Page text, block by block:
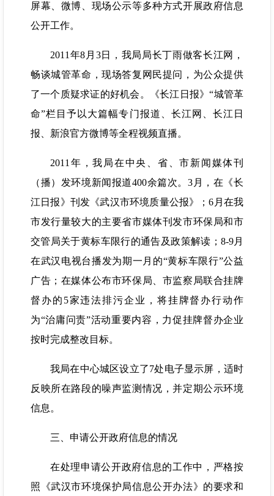
屏幕、微博、现场公示等多种方式开展政府信息
公开工作。
2011年8月3日，我局局长丁雨做客长江网，
畅谈城管革命，现场答复网民提问，为公众提供
了一个质疑求证的好机会。《长江日报》“城管革
命”栏目予以大篇幅专门报道、长江网、长江日
报、新浪官方微博等全程视频直播。
2011年，我局在中央、省、市新闻媒体刊
（播）发环境新闻报道400余篇次。3月，在《长
江日报》刊发《武汉市环境质量公报》；6月在我
市发行量较大的主要省市媒体刊发市环保局和市
交管局关于黄标车限行的通告及政策解读；8-9月
在武汉电视台播发为期一月的“黄标车限行”公益
广告；在媒体公布市环保局、市监察局联合挂牌
督办的5家违法排污企业，将挂牌督办行动作
为“治庸问责”活动重要内容，力促挂牌督办企业
按时完成整改目标。
我局在中心城区设立了7处电子显示屏，适时
反映所在路段的噪声监测情况，并定期公示环境
信息。
三、申请公开政府信息的情况
在处理申请公开政府信息的工作中，严格按
照《武汉市环境保护局信息公开办法》的要求和